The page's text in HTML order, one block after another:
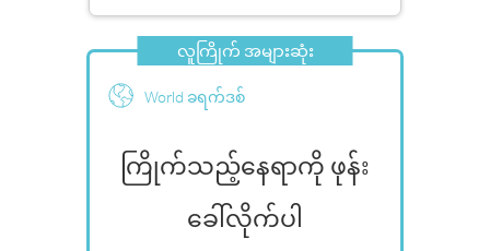
လူကြိုက် အများဆုံး
World ခရက်ဒစ်
ကြိုက်သည့်နေရာကို ဖုန်း
ခေါ်လိုက်ပါ